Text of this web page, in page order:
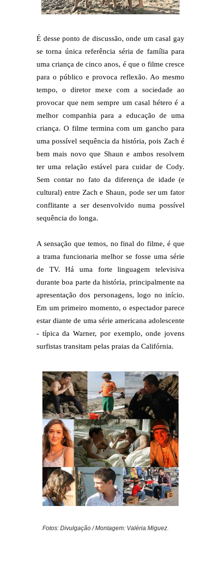
É desse ponto de discussão, onde um casal gay
se torna única referência séria de família para
uma criança de cinco anos, é que o filme cresce
para o público e provoca reflexão. Ao mesmo
tempo, o diretor mexe com a sociedade ao
provocar que nem sempre um casal hétero é a
melhor companhia para a educação de uma
criança. O filme termina com um gancho para
uma possível sequência da história, pois Zach é
bem mais novo que Shaun e ambos resolvem
ter uma relação estável para cuidar de Cody.
Sem contar no fato da diferença de idade (e
cultural) entre Zach e Shaun, pode ser um fator
conflitante a ser desenvolvido numa possível
sequência do longa.
A sensação que temos, no final do filme, é que
a trama funcionaria melhor se fosse uma série
de TV. Há uma forte linguagem televisiva
durante boa parte da história, principalmente na
apresentação dos personagens, logo no início.
Em um primeiro momento, o espectador parece
estar diante de uma série americana adolescente
- típica da Warner, por exemplo, onde jovens
surfistas transitam pelas praias da Califórnia.
Fotos: Divulgação / Montagem: Valéria Miguez.